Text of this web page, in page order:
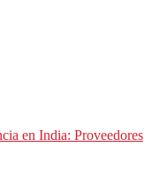
en India: Proveedores